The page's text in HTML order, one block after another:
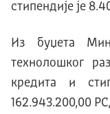
стипендије је
Из буџета
технолошког
кредита и
162.943.200,00